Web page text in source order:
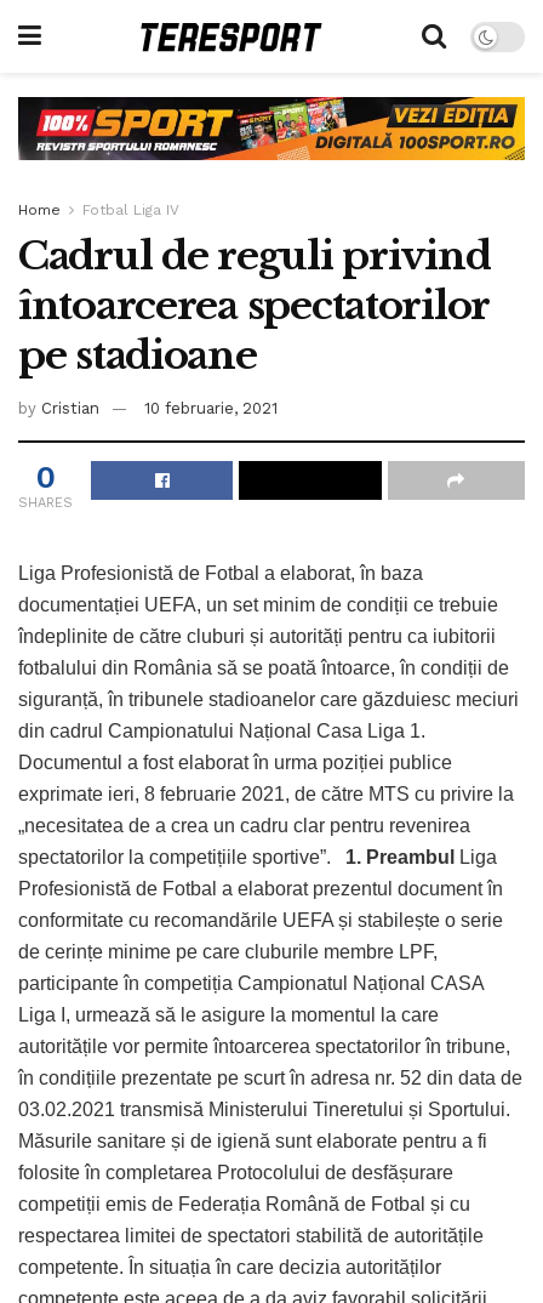
Home Fotbal Liga IV
Cadrul de reguli privind
întoarcerea spectatorilor
pe stadioane
by Cristian 10 februarie, 2021
0
SHARES
Liga Profesionistă de Fotbal a elaborat, în baza
documentației UEFA, un set minim de condiții ce trebuie
îndeplinite de către cluburi și autorități pentru ca iubitorii
fotbalului din România să se poată întoarce, în condiții de
siguranță, în tribunele stadioanelor care găzduiesc meciuri
din cadrul Campionatului Național Casa Liga 1.
Documentul a fost elaborat în urma poziției publice
exprimate ieri, 8 februarie 2021, de către MTS cu privire la
„necesitatea de a crea un cadru clar pentru revenirea
spectatorilor la competițiile sportive”. 1. Preambul
Liga
Profesionistă de Fotbal a elaborat prezentul document în
conformitate cu recomandările UEFA și stabilește o serie
de cerințe minime pe care cluburile membre LPF,
participante în competiția Campionatul Național CASA
Liga I, urmează să le asigure la momentul la care
autoritățile vor permite întoarcerea spectatorilor în tribune,
în condițiile prezentate pe scurt în adresa nr. 52 din data de
03.02.2021 transmisă Ministerului Tineretului și Sportului.
Măsurile sanitare și de igienă sunt elaborate pentru a fi
folosite în completarea Protocolului de desfășurare
competiții emis de Federația Română de Fotbal și cu
respectarea limitei de spectatori stabilită de autoritățile
competente. În situația în care decizia autorităților